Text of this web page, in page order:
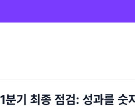
1분기 최종 점검: 성과를 숫